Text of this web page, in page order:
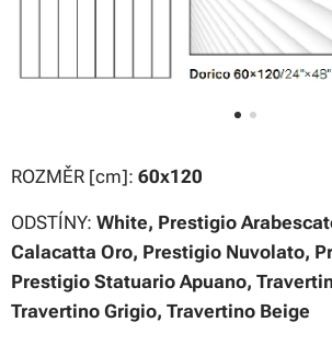
ROZMĚR [cm]: 60x120
ODSTÍNY: White, Prestigio
Calacatta Oro, Prestigio Nuvolato,
Prestigio Statuario Apuano,
Travertino Grigio, Travertino Beige